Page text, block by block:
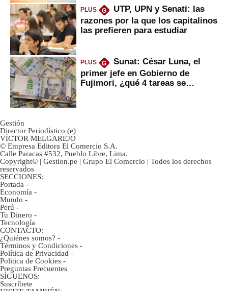
PLUS G
UTP, UPN y Senati: las
razones por la que los capitalinos
las prefieren para estudiar
PLUS G
Sunat: César Luna, el
primer jefe en Gobierno de
Fujimori, ¿qué 4 tareas se
Gestión
Director Periodístico (e)
VÍCTOR MELGAREJO
© Empresa Editora El Comercio S.A.
Calle Paracas #532, Pueblo Libre, Lima.
Copyright© | Gestion.pe | Grupo El Comercio | Todos los derechos
reservados
SECCIONES:
Portada -
Economía -
Mundo -
Perú -
Tu Dinero -
Tecnología
CONTACTO:
¿Quiénes somos? -
Términos y Condiciones -
Política de Privacidad -
Politica de Cookies -
Preguntas Frecuentes
SÍGUENOS:
Suscríbete